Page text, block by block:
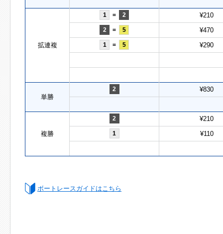
拡連複
1 = 2 ¥210
2 = 5 ¥470
1 = 5 ¥290
単勝
2 ¥830
複勝
2 ¥210
1 ¥110
ボートレースガイドはこちら